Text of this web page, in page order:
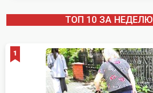
ТОП 10 ЗА НЕДЕЛЮ